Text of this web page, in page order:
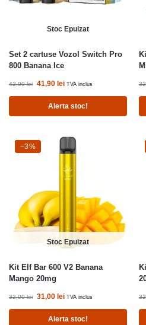
Stoc Epuizat
Set 2 cartuse Vozol Switch Pro
800 Banana Ice
42,00lei 41,90 lei TVA inclus
Alerta stoc!
-3%
Stoc Epuizat
−3%
Kit Elf Bar 600 V2 Banana
Mango 20mg
32,00lei 31,00 lei TVA inclus
Alerta stoc!